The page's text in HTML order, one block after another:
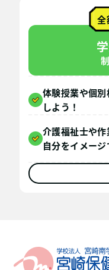
全
体験授業や個
しよう！
介護福祉士や
自分をイメージ